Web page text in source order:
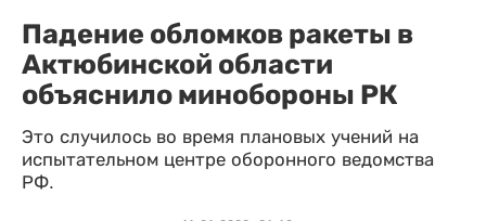
Падение обломков ракеты в
Актюбинской области
объяснило минобороны РК
Это случилось во время плановых учений на
испытательном центре оборонного ведомства
РФ.